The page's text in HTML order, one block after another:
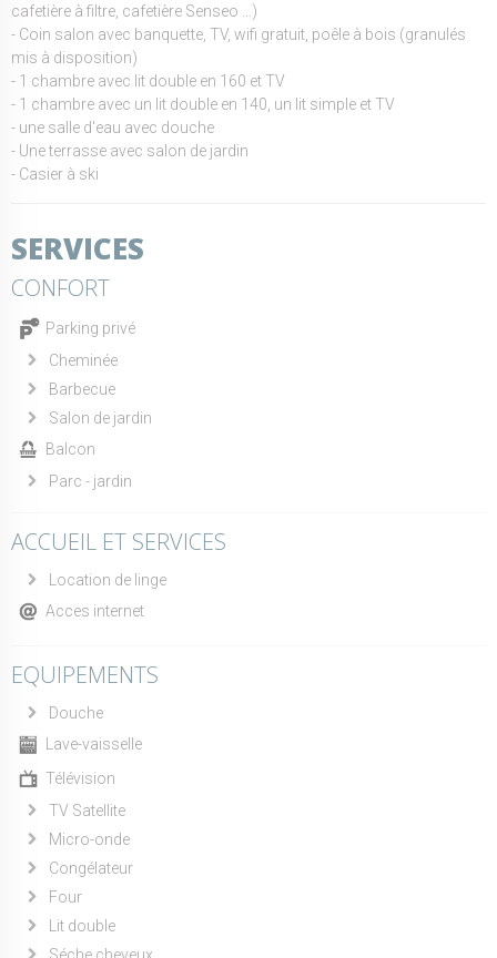
cafetière à filtre, cafetière Senseo ...)
- Coin salon avec banquette, TV, wifi gratuit, poêle à bois (granulés
mis à disposition)
- 1 chambre avec lit double en 160 et TV
- 1 chambre avec un lit double en 140, un lit simple et TV
- une salle d'eau avec douche
- Une terrasse avec salon de jardin
- Casier à ski
SERVICES
CONFORT
Parking privé
Cheminée
Barbecue
Salon de jardin
Balcon
Parc - jardin
ACCUEIL ET SERVICES
Location de linge
Acces internet
EQUIPEMENTS
Douche
Lave-vaisselle
Télévision
TV Satellite
Micro-onde
Congélateur
Four
Lit double
Séche cheveux